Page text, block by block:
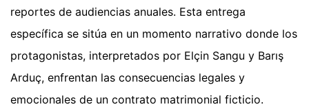
reportes de audiencias anuales. Esta entrega
específica se sitúa en un momento narrativo donde los
protagonistas, interpretados por Elçin Sangu y Barış
Arduç, enfrentan las consecuencias legales y
emocionales de un contrato matrimonial ficticio.